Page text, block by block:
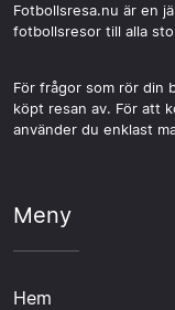
Fotbollsresa.nu är en
fotbollsresor till alla
För frågor som rör din
köpt resan av. För att
använder du enklast
Meny
Hem